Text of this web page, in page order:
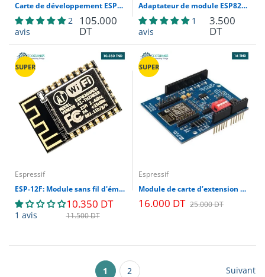
Carte de développement ESP32WIFI & Bluetooth avec écran 2.8 pouces tactile intégré (LVGL), écran d’affichage intelligent 240x320
2
avis
105.000
DT
Adaptateur de module ESP8266 ESP-01 3.3V / 5V
1
avis
3.500
DT
SUPER
Espressif
ESP-12F: Module sans fil d'émetteur-récepteur WIFI de port série distant ESP8266 AP + STA
1 avis
10.350 DT
11.500 DT
SUPER
Espressif
Module de carte d’extension WiFi série ESP8266 pour Arduino
16.000 DT 25.000 DT
1 2 Suivant